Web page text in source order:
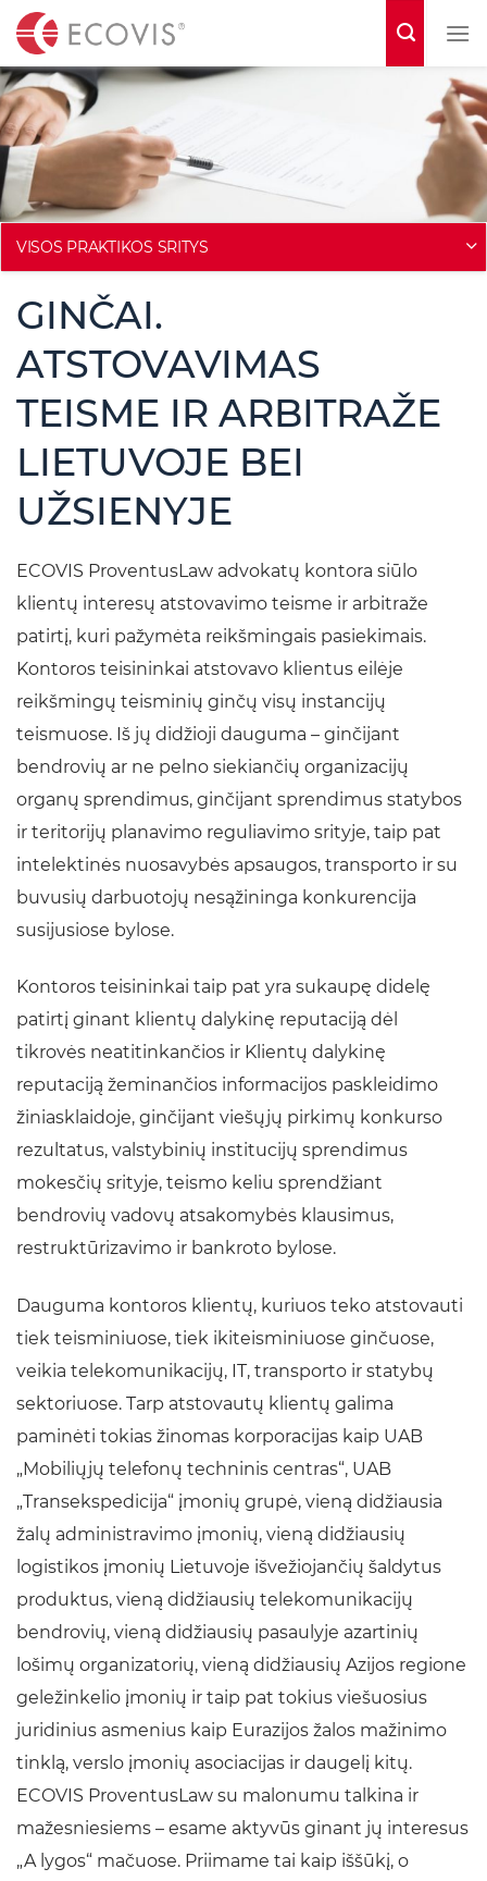
i
p
t
o
c
n
VISOS PRAKTIKOS SRITYS
GINČAI.
ATSTOVAVIMAS
TEISME IR ARBITRAŽE
LIETUVOJE BEI
UŽSIENYJE
ECOVIS ProventusLaw advokatų kontora siūlo
klientų interesų atstovavimo teisme ir arbitraže
patirtį, kuri pažymėta reikšmingais pasiekimais.
Kontoros teisininkai atstovavo klientus eilėje
reikšmingų teisminių ginčų visų instancijų
teismuose. Iš jų didžioji dauguma – ginčijant
bendrovių ar ne pelno siekiančių organizacijų
organų sprendimus, ginčijant sprendimus statybos
ir teritorijų planavimo reguliavimo srityje, taip pat
intelektinės nuosavybės apsaugos, transporto ir su
buvusių darbuotojų nesąžininga konkurencija
susijusiose bylose.
Kontoros teisininkai taip pat yra sukaupę didelę
patirtį ginant klientų dalykinę reputaciją dėl
tikrovės neatitinkančios ir Klientų dalykinę
reputaciją žeminančios informacijos paskleidimo
žiniasklaidoje, ginčijant viešųjų pirkimų konkurso
rezultatus, valstybinių institucijų sprendimus
mokesčių srityje, teismo keliu sprendžiant
bendrovių vadovų atsakomybės klausimus,
restruktūrizavimo ir bankroto bylose.
Dauguma kontoros klientų, kuriuos teko atstovauti
tiek teisminiuose, tiek ikiteisminiuose ginčuose,
veikia telekomunikacijų, IT, transporto ir statybų
sektoriuose. Tarp atstovautų klientų galima
paminėti tokias žinomas korporacijas kaip UAB
„Mobiliųjų telefonų techninis centras“, UAB
„Transekspedicija“ įmonių grupė, vieną didžiausia
žalų administravimo įmonių, vieną didžiausių
logistikos įmonių Lietuvoje išvežiojančių šaldytus
produktus, vieną didžiausių telekomunikacijų
bendrovių, vieną didžiausių pasaulyje azartinių
lošimų organizatorių, vieną didžiausių Azijos regione
geležinkelio įmonių ir taip pat tokius viešuosius
juridinius asmenius kaip Eurazijos žalos mažinimo
tinklą, verslo įmonių asociacijas ir daugelį kitų.
ECOVIS ProventusLaw su malonumu talkina ir
mažesniesiems – esame aktyvūs ginant jų interesus
„A lygos“ mačuose. Priimame tai kaip iššūkį, o